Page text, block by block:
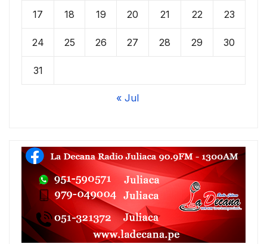
17 18 19 20 21 22 23
24 25 26 27 28 29 30
31
« Jul